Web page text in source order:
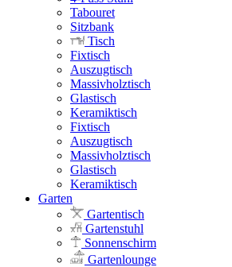
Tabouret
Sitzbank
Tisch
Fixtisch
Auszugtisch
Massivholztisch
Glastisch
Keramiktisch
Fixtisch
Auszugtisch
Massivholztisch
Glastisch
Keramiktisch
Garten
Gartentisch
Gartenstuhl
Sonnenschirm
Gartenlounge